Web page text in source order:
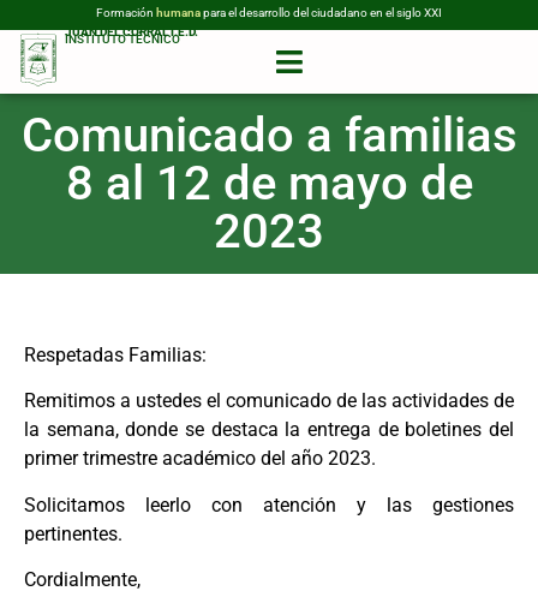
Formación humanapara el desarrollo del ciudadano en el siglo XXI
INSTITUTO TÉCNICO
JUAN DEL CORRAL I.E.D.
Comunicado a familias
8 al 12 de mayo de
2023
Respetadas Familias:
Remitimos a ustedes el comunicado de las actividades de
la semana, donde se destaca la entrega de boletines del
primer trimestre académico del año 2023.
Solicitamos leerlo con atención y las gestiones
pertinentes.
Cordialmente,